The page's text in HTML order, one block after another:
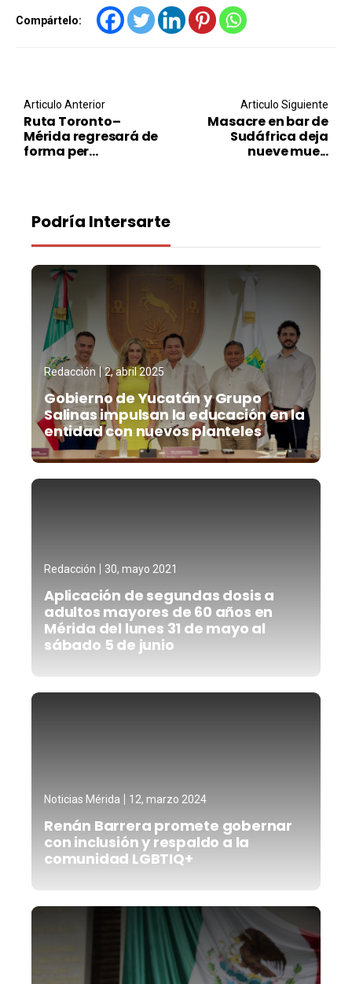
Compártelo:
Post navigation
Articulo Anterior
Ruta Toronto–
Mérida regresará de
forma per...
Articulo Siguiente
Masacre en bar de
Sudáfrica deja
nueve mue...
Podría Intersarte
Redacción 2, abril 2025
Gobierno de Yucatán y Grupo
Salinas impulsan la educación en la
entidad con nuevos planteles
Redacción 30, mayo 2021
Aplicación de segundas dosis a
adultos mayores de 60 años en
Mérida del lunes 31 de mayo al
sábado 5 de junio
Noticias Mérida 12, marzo 2024
Renán Barrera promete gobernar
con inclusión y respaldo a la
comunidad LGBTIQ+